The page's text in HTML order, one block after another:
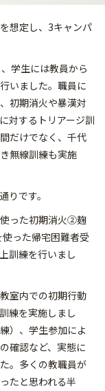
想定し、3キャンパ
学生には教員から
いました。職員に
初期消火や暴漢対
対するトリアージ訓
だけでなく、千代
無線訓練も実施
りです。
った初期消火②麹
った帰宅困難者受
訓練を行いまし
室内での初期行動
練を実施しまし
）、学生参加によ
確認など、実態に
。多くの教職員が
たと思われる半